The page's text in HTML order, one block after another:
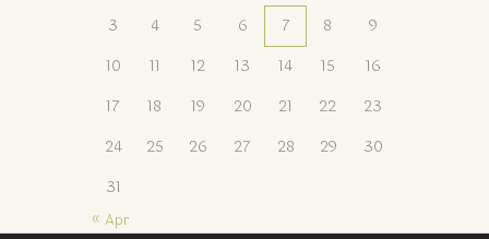
3
4 5 6 7 8
9
10
11 12 13 14 15
16
17
18 19 20 21 22
23
24
25 26 27 28 29
30
31
« Apr